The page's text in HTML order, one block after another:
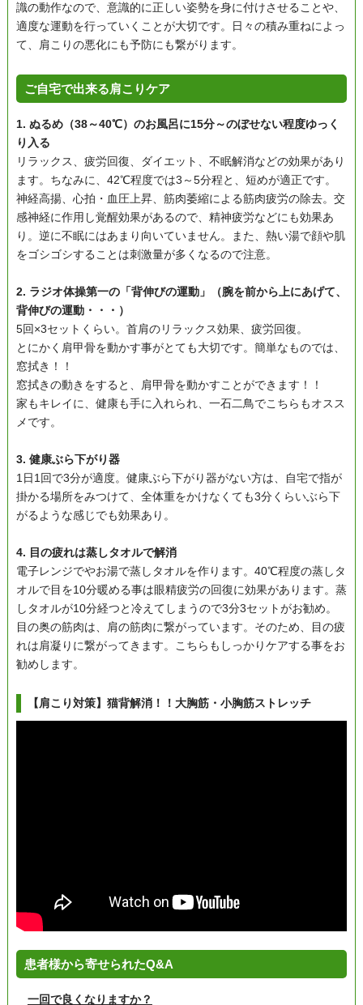
識の動作なので、意識的に正しい姿勢を身に付けさせることや、
適度な運動を行っていくことが大切です。日々の積み重ねによっ
て、肩こりの悪化にも予防にも繋がります。
ご自宅で出来る肩こりケア
1. ぬるめ（38～40℃）のお風呂に15分～のぼせない程度ゆっく
り入る
リラックス、疲労回復、ダイエット、不眠解消などの効果があり
ます。ちなみに、42℃程度では3～5分程と、短めが適正です。
神経高揚、心拍・血圧上昇、筋肉萎縮による筋肉疲労の除去。交
感神経に作用し覚醒効果があるので、精神疲労などにも効果あ
り。逆に不眠にはあまり向いていません。また、熱い湯で顔や肌
をゴシゴシすることは刺激量が多くなるので注意。
2. ラジオ体操第一の「背伸びの運動」（腕を前から上にあげて、
背伸びの運動・・・）
5回×3セットくらい。首肩のリラックス効果、疲労回復。
とにかく肩甲骨を動かす事がとても大切です。簡単なものでは、
窓拭き！！
窓拭きの動きをすると、肩甲骨を動かすことができます！！
家もキレイに、健康も手に入れられ、一石二鳥でこちらもオスス
メです。
3. 健康ぶら下がり器
1日1回で3分が適度。健康ぶら下がり器がない方は、自宅で指が
掛かる場所をみつけて、全体重をかけなくても3分くらいぶら下
がるような感じでも効果あり。
4. 目の疲れは蒸しタオルで解消
電子レンジでやお湯で蒸しタオルを作ります。40℃程度の蒸しタ
オルで目を10分暖める事は眼精疲労の回復に効果があります。蒸
しタオルが10分経つと冷えてしまうので3分3セットがお勧め。
目の奥の筋肉は、肩の筋肉に繋がっています。そのため、目の疲
れは肩凝りに繋がってきます。こちらもしっかりケアする事をお
勧めします。
【肩こり対策】猫背解消！！大胸筋・小胸筋ストレッチ
患者様から寄せられたQ&A
一回で良くなりますか？